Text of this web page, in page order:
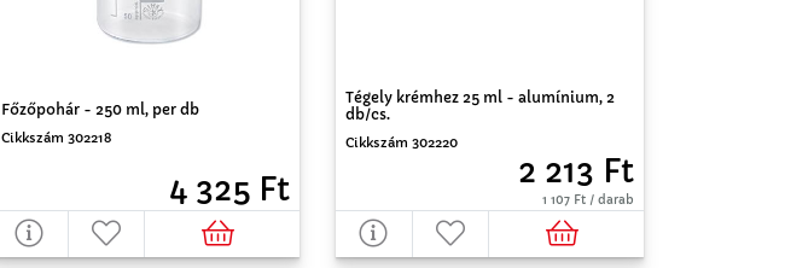
Főzőpohár - 250 ml, per db
Cikkszám 302218
4 325 Ft
Tégely krémhez 25 ml - alumínium, 2
db/cs.
Cikkszám 302220
2 213 Ft
1 107 Ft / darab